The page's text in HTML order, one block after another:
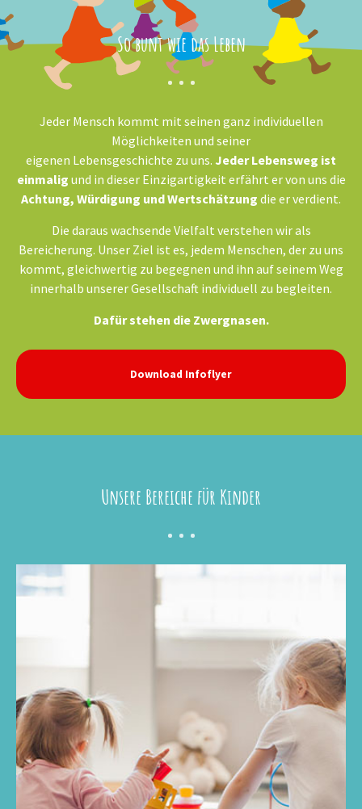
So bunt wie das Leben
Jeder Mensch kommt mit seinen ganz individuellen
Möglichkeiten und seiner
eigenen Lebensgeschichte zu uns. Jeder Lebensweg ist
einmalig und in dieser Einzigartigkeit erfährt er von uns die
Achtung, Würdigung und Wertschätzung die er verdient.
Die daraus wachsende Vielfalt verstehen wir als
Bereicherung. Unser Ziel ist es, jedem Menschen, der zu uns
kommt, gleichwertig zu begegnen und ihn auf seinem Weg
innerhalb unserer Gesellschaft individuell zu begleiten.
Dafür stehen die Zwergnasen.
Download Infoflyer
Unsere Bereiche für Kinder